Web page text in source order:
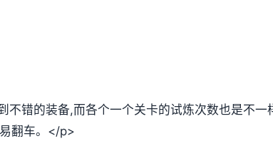
错的装备,而各个一个关卡的试炼次数也是不一
翻车。</p>